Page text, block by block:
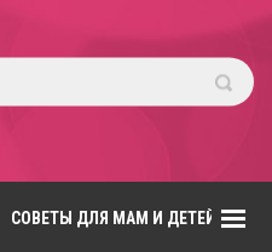
СОВЕТЫ ДЛЯ МАМ И ДЕТЕЙ